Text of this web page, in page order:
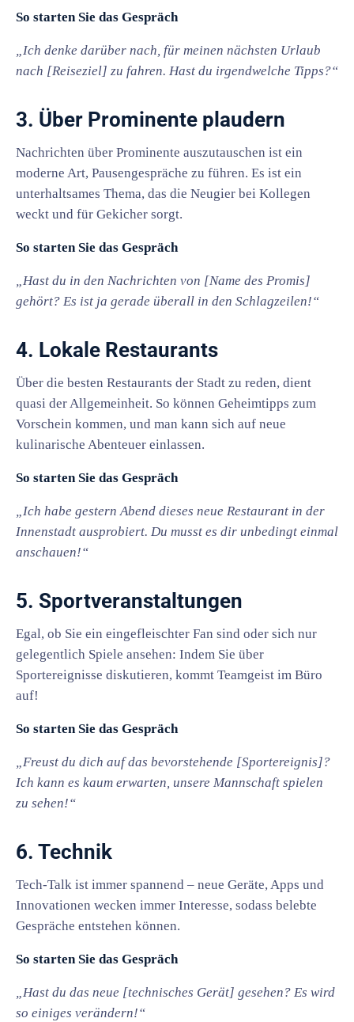
So starten Sie das Gespräch
„Ich denke darüber nach, für meinen nächsten Urlaub
nach [Reiseziel] zu fahren. Hast du irgendwelche Tipps?“
3. Über Prominente plaudern
Nachrichten über Prominente auszutauschen ist ein
moderne Art, Pausengespräche zu führen. Es ist ein
unterhaltsames Thema, das die Neugier bei Kollegen
weckt und für Gekicher sorgt.
So starten Sie das Gespräch
„Hast du in den Nachrichten von [Name des Promis]
gehört? Es ist ja gerade überall in den Schlagzeilen!“
4. Lokale Restaurants
Über die besten Restaurants der Stadt zu reden, dient
quasi der Allgemeinheit. So können Geheimtipps zum
Vorschein kommen, und man kann sich auf neue
kulinarische Abenteuer einlassen.
So starten Sie das Gespräch
„Ich habe gestern Abend dieses neue Restaurant in der
Innenstadt ausprobiert. Du musst es dir unbedingt einmal
anschauen!“
5. Sportveranstaltungen
Egal, ob Sie ein eingefleischter Fan sind oder sich nur
gelegentlich Spiele ansehen: Indem Sie über
Sportereignisse diskutieren, kommt Teamgeist im Büro
auf!
So starten Sie das Gespräch
„Freust du dich auf das bevorstehende [Sportereignis]?
Ich kann es kaum erwarten, unsere Mannschaft spielen
zu sehen!“
6. Technik
Tech-Talk ist immer spannend – neue Geräte, Apps und
Innovationen wecken immer Interesse, sodass belebte
Gespräche entstehen können.
So starten Sie das Gespräch
„Hast du das neue [technisches Gerät] gesehen? Es wird
so einiges verändern!“